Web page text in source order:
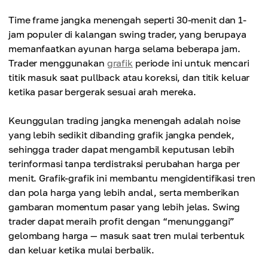
Time frame jangka menengah seperti 30-menit dan 1-
jam populer di kalangan swing trader, yang berupaya
memanfaatkan ayunan harga selama beberapa jam.
Trader menggunakan grafik periode ini untuk mencari
titik masuk saat pullback atau koreksi, dan titik keluar
ketika pasar bergerak sesuai arah mereka.
Keunggulan trading jangka menengah adalah noise
yang lebih sedikit dibanding grafik jangka pendek,
sehingga trader dapat mengambil keputusan lebih
terinformasi tanpa terdistraksi perubahan harga per
menit. Grafik-grafik ini membantu mengidentifikasi tren
dan pola harga yang lebih andal, serta memberikan
gambaran momentum pasar yang lebih jelas. Swing
trader dapat meraih profit dengan “menunggangi”
gelombang harga — masuk saat tren mulai terbentuk
dan keluar ketika mulai berbalik.